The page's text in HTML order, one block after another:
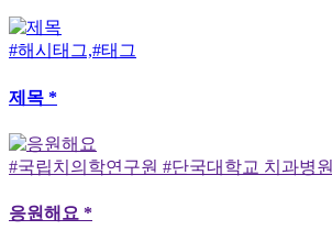
#해시태그,#태그
제목 *
#국립치의학연구원 #단국대학교 치과병원
응원해요 *